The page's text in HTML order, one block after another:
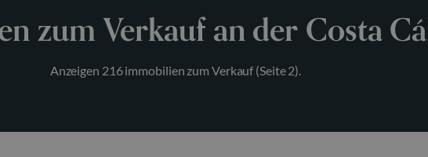
zum Verkauf an der Costa
Anzeigen 216 immobilien zum Verkauf (Seite 2).